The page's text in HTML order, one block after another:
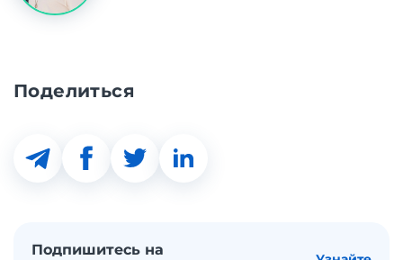
Поделиться
Подпишитесь на